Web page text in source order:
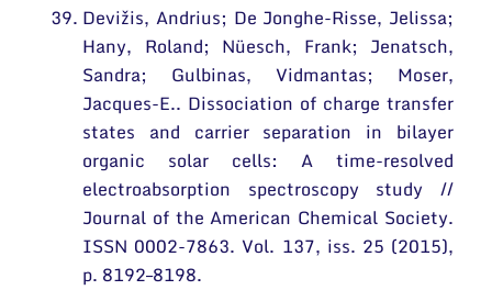
Devižis, Andrius; De Jonghe-Risse, Jelissa;
Hany, Roland; Nüesch, Frank; Jenatsch,
Sandra; Gulbinas, Vidmantas; Moser,
Jacques-E.. Dissociation of charge transfer
states and carrier separation in bilayer
organic solar cells: A time-resolved
electroabsorption spectroscopy study //
Journal of the American Chemical Society.
ISSN 0002-7863. Vol. 137, iss. 25 (2015),
p. 8192–8198.